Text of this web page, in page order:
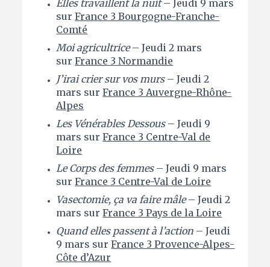
Elles travaillent la nuit– Jeudi 9 mars
surFrance 3 Bourgogne-Franche-
Comté
Moi agricultrice– Jeudi 2 mars
surFrance 3 Normandie
J’irai crier sur vos murs– Jeudi 2
mars surFrance 3 Auvergne-Rhône-
Alpes
Les Vénérables Dessous– Jeudi 9
mars surFrance 3 Centre-Val de
Loire
Le Corps des femmes– Jeudi 9 mars
surFrance 3 Centre-Val de Loire
Vasectomie, ça va faire mâle– Jeudi 2
mars surFrance 3 Pays de la Loire
Quand elles passent à l’action – Jeudi
9 mars surFrance 3 Provence-Alpes-
Côte d’Azur